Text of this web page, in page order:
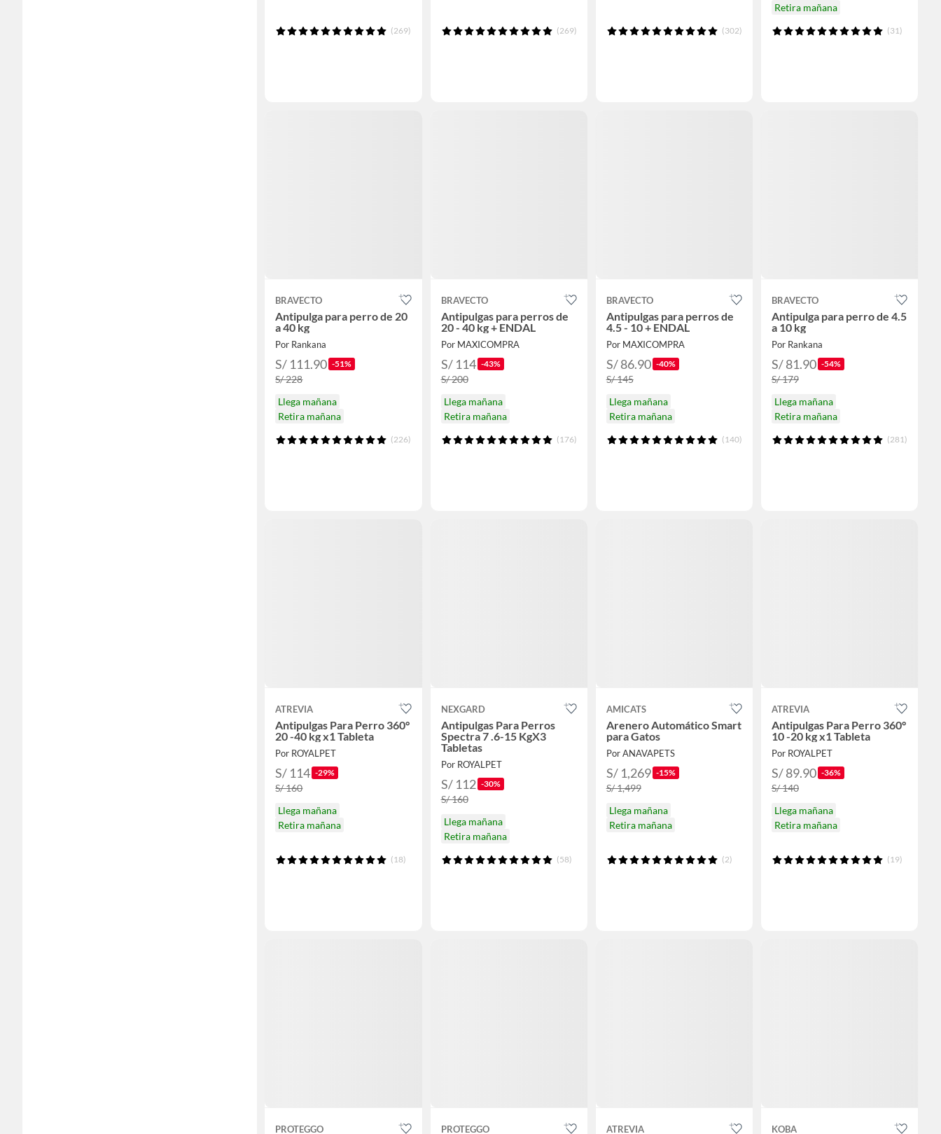
(269) (269) (302)
Retira mañana
(31)
BRAVECTO
Antipulga para perro de 20
a 40 kg
Por Rankana
S/ 111.90 -51%
S/ 228
Llega mañana
Retira mañana
(226)
BRAVECTO
Antipulgas para perros de
20 - 40 kg + ENDAL
Por MAXICOMPRA
S/ 114 -43%
S/ 200
Llega mañana
Retira mañana
(176)
BRAVECTO
Antipulgas para perros de
4.5 - 10 + ENDAL
Por MAXICOMPRA
S/ 86.90 -40%
S/ 145
Llega mañana
Retira mañana
(140)
BRAVECTO
Antipulga para perro de 4.5
a 10 kg
Por Rankana
S/ 81.90 -54%
S/ 179
Llega mañana
Retira mañana
(281)
ATREVIA
Antipulgas Para Perro 360°
20 -40 kg x1 Tableta
Por ROYALPET
S/ 114 -29%
S/ 160
Llega mañana
Retira mañana
(18)
NEXGARD
Antipulgas Para Perros
Spectra 7 .6-15 KgX3
Tabletas
Por ROYALPET
S/ 112 -30%
S/ 160
Llega mañana
Retira mañana
(58)
AMICATS
Arenero Automático Smart
para Gatos
Por ANAVAPETS
S/ 1,269 -15%
S/ 1,499
Llega mañana
Retira mañana
(2)
ATREVIA
Antipulgas Para Perro 360°
10 -20 kg x1 Tableta
Por ROYALPET
S/ 89.90 -36%
S/ 140
Llega mañana
Retira mañana
(19)
PROTEGGO PROTEGGO ATREVIA KOBA